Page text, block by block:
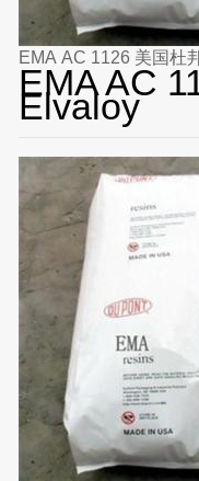
EMA AC 1126 美国杜
EMA AC
Elvaloy